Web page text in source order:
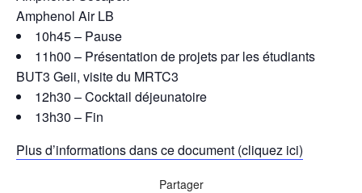
Amphenol Air LB
10h45 – Pause
11h00 – Présentation de projets par les étudiants
BUT3 Geii, visite du MRTC3
12h30 – Cocktail déjeunatoire
13h30 – Fin
Plus d’informations dans ce document (cliquez ici)
Partager